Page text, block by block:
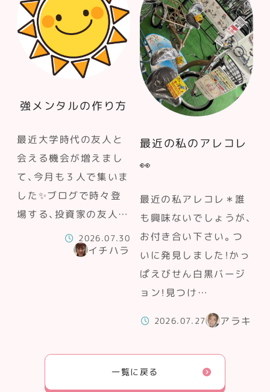
強メンタルの作り方
最近大学時代の友人と
会える機会が増えまし
て、今月も３人で集いま
した✨ブログで時々登
場する、投資家の友人…
2026.07.30
イチハラ
最近の私のアレコレ
👀
最近の私アレコレ＊誰
も興味ないでしょうが、
お付き合い下さい。つ
いに発見しました！かっ
ぱえびせん白黒バージ
ョン！見つけ…
2026.07.27 アラキ
一覧に戻る